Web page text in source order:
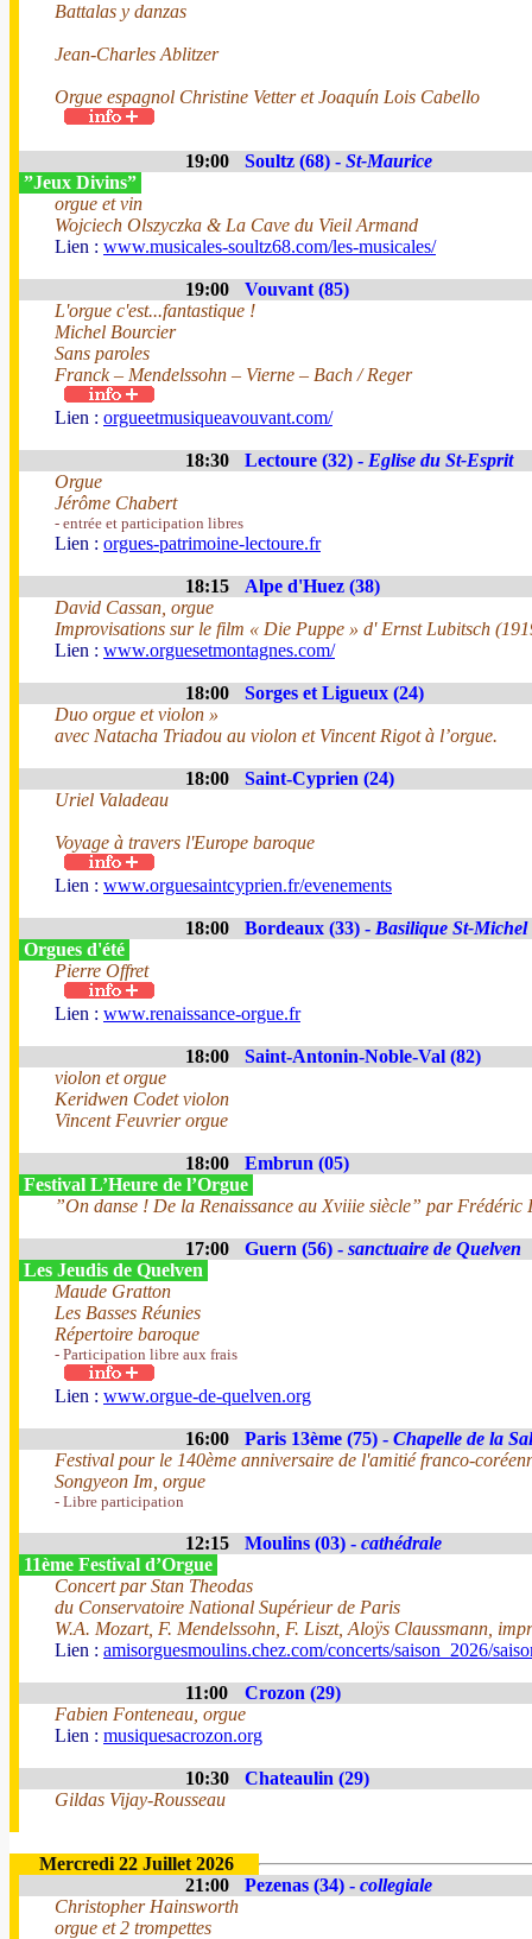
Battalas y danzas
Jean-Charles Ablitzer
Orgue espagnol Christine Vetter et Joaquín Lois Cabello
19:00 Soultz (68) - St-Maurice
”Jeux Divins”
orgue et vin
Wojciech Olszyczka & La Cave du Vieil Armand
Lien : www.musicales-soultz68.com/les-musicales/
19:00
Vouvant (85)
L'orgue c'est...fantastique !
Michel Bourcier
Sans paroles
Franck – Mendelssohn – Vierne – Bach / Reger
Lien : orgueetmusiqueavouvant.com/
18:30 Lectoure (32) - Eglise du St-Esprit
Orgue
Jérôme Chabert
- entrée et participation libres
Lien : orgues-patrimoine-lectoure.fr
18:15
Alpe d'Huez (38)
David Cassan, orgue
Improvisations sur le film « Die Puppe » d' Ernst Lubitsch
Lien : www.orguesetmontagnes.com/
18:00
Sorges et Ligueux (24)
Duo orgue et violon »
avec Natacha Triadou au violon et Vincent Rigot à l’orgue.
18:00
Saint-Cyprien (24)
Uriel Valadeau
Voyage à travers l'Europe baroque
Lien : www.orguesaintcyprien.fr/evenements
18:00 Bordeaux (33) - Basilique St-Michel
Orgues d'été
Pierre Offret
Lien : www.renaissance-orgue.fr
18:00
Saint-Antonin-Noble-Val (82)
violon et orgue
Keridwen Codet violon
Vincent Feuvrier orgue
18:00
Embrun (05)
Festival L’Heure de l’Orgue
”On danse ! De la Renaissance au Xviiie siècle” par Frédéric
17:00 Guern (56) - sanctuaire de Quelven
Les Jeudis de Quelven
Maude Gratton
Les Basses Réunies
Répertoire baroque
- Participation libre aux frais
Lien : www.orgue-de-quelven.org
16:00 Paris 13ème (75) - Chapelle de la
Festival pour le 140ème anniversaire de l'amitié franco-
Songyeon Im, orgue
- Libre participation
12:15 Moulins (03) - cathédrale
11ème Festival d’Orgue
Concert par Stan Theodas
du Conservatoire National Supérieur de Paris
W.A. Mozart, F. Mendelssohn, F. Liszt, Aloÿs Claussmann,
Lien : amisorguesmoulins.chez.com/concerts/saison_2026/
11:00
Crozon (29)
Fabien Fonteneau, orgue
Lien : musiquesacrozon.org
10:30
Chateaulin (29)
Gildas Vijay-Rousseau
Mercredi 22 Juillet 2026
21:00
Pezenas (34) - collegiale
Christopher Hainsworth
orgue et 2 trompettes